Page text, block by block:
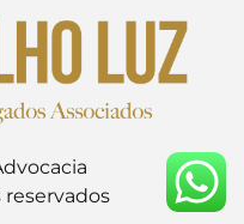
reservados